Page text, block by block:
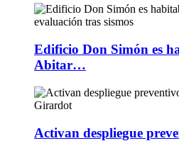
Edificio Don Simón es
Abitar…
Activan despliegue